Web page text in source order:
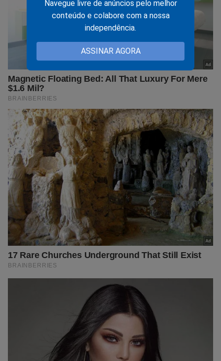
Navegue livre de anúncios pelo melhor
conteúdo e colabore com a nossa
independência.
ASSINAR AGORA